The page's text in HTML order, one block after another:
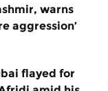
warns
aggression’
flayed for